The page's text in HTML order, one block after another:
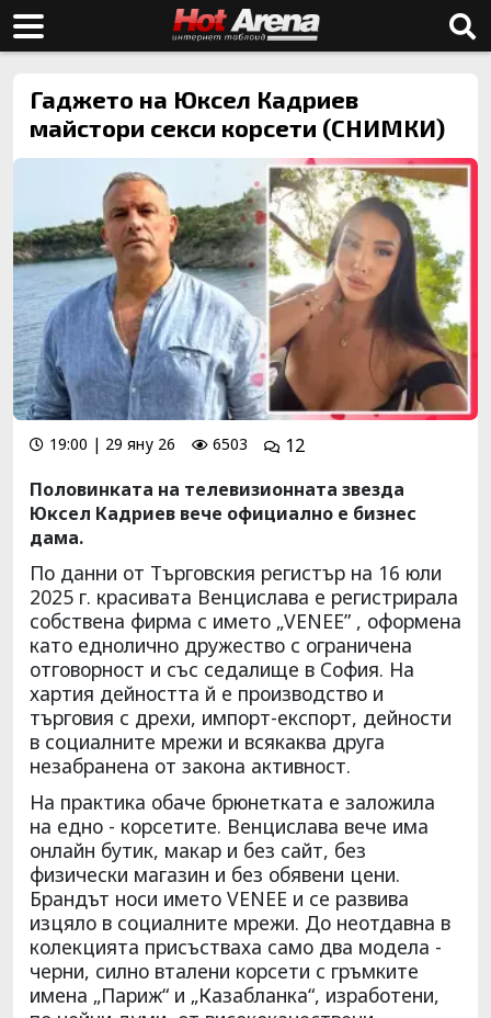
Гаджето на Юксел Кадриев
майстори секси корсети (СНИМКИ)
19:00 | 29 яну 26 6503
12
Половинката на телевизионната звезда
Юксел Кадриев вече официално е бизнес
дама.
По данни от Търговския регистър на 16 юли
2025 г. красивата Венцислава е регистрирала
собствена фирма с името „VENEE” , оформена
като еднолично дружество с ограничена
отговорност и със седалище в София. На
хартия дейността й е производство и
търговия с дрехи, импорт-експорт, дейности
в социалните мрежи и всякаква друга
незабранена от закона активност.
На практика обаче брюнетката е заложила
на едно - корсетите. Венцислава вече има
онлайн бутик, макар и без сайт, без
физически магазин и без обявени цени.
Брандът носи името VENEE и се развива
изцяло в социалните мрежи. До неотдавна в
колекцията присъстваха само два модела -
черни, силно вталени корсети с гръмките
имена „Париж“ и „Казабланка“, изработени,